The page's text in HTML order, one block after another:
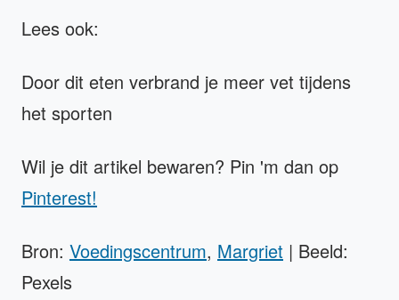
Lees ook:
Door dit eten verbrand je meer vet tijdens
het sporten
Wil je dit artikel bewaren? Pin 'm dan op
Pinterest!
Bron: Voedingscentrum, Margriet | Beeld:
Pexels